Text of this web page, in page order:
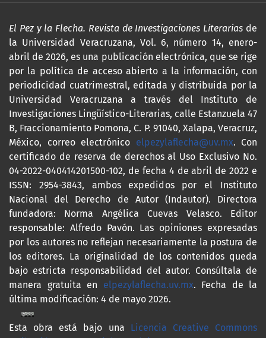
El Pez y la Flecha. Revista de Investigaciones Literarias de
la Universidad Veracruzana, Vol. 6, número 14, enero-
abril de 2026, es una publicación electrónica, que se rige
por la política de acceso abierto a la información, con
periodicidad cuatrimestral, editada y distribuida por la
Universidad Veracruzana a través del Instituto de
Investigaciones Lingüístico-Literarias, calle Estanzuela 47
B, Fraccionamiento Pomona, C. P. 91040, Xalapa, Veracruz,
México, correo electrónico elpezylaflecha@uv.mx. Con
certificado de reserva de derechos al Uso Exclusivo No.
04-2022-040414201500-102, de fecha 4 de abril de 2022 e
ISSN: 2954-3843, ambos expedidos por el Instituto
Nacional del Derecho de Autor (Indautor). Directora
fundadora: Norma Angélica Cuevas Velasco. Editor
responsable: Alfredo Pavón. Las opiniones expresadas
por los autores no reflejan necesariamente la postura de
los editores. La originalidad de los contenidos queda
bajo estricta responsabilidad del autor. Consúltala de
manera gratuita en elpezylaflecha.uv.mx. Fecha de la
última modificación: 4 de mayo 2026.
Esta obra está bajo una Licencia Creative Commons